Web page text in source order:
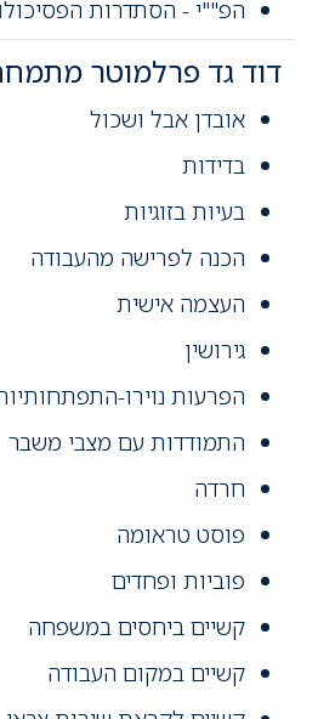
הפ""י - הסתדרות
דוד גד פרלמוטר
אובדן אבל ושכול
בדידות
בעיות בזוגיות
הכנה לפרישה מהעבודה
העצמה אישית
גירושין
הפרעות נוירו-
התמודדות עם מצבי משבר
חרדה
פוסט טראומה
פוביות ופחדים
קשיים ביחסים במשפחה
קשיים במקום העבודה